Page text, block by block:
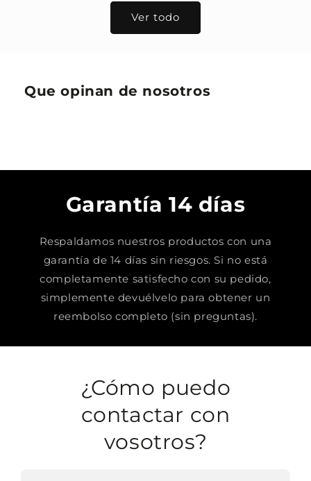
Ver todo
Que opinan de nosotros
Garantía 14 días
Respaldamos nuestros productos con una
garantía de 14 días sin riesgos. Si no está
completamente satisfecho con su pedido,
simplemente devuélvelo para obtener un
reembolso completo (sin preguntas).
¿Cómo puedo
contactar con
vosotros?